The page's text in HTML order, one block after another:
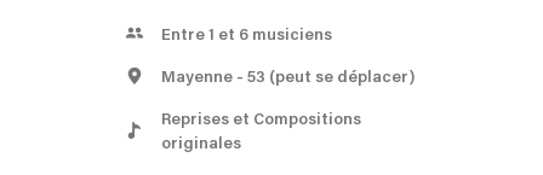
Entre 1 et 6 musiciens
Mayenne - 53 (peut se déplacer)
Reprises et Compositions
originales